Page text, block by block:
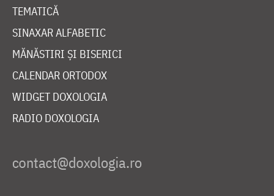
TEMATICĂ
SINAXAR ALFABETIC
MĂNĂSTIRI ȘI BISERICI
CALENDAR ORTODOX
WIDGET DOXOLOGIA
RADIO DOXOLOGIA